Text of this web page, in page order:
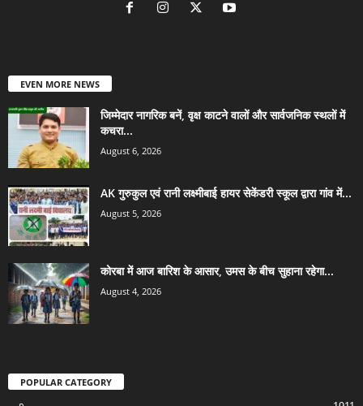
EVEN MORE NEWS
जिम्मेदार नागरिक बनें, वृक्ष काटने वालों और सार्वजनिक स्थलों में
कचरा...
August 6, 2026
AK गुरुकुल एवं रानी लक्ष्मीबाई हायर सेकेंडरी स्कूल द्वारा गांव में...
August 5, 2026
कोरबा में आज बारिश के आसार, उमस के बीच सुहाना रहेगा...
August 4, 2026
POPULAR CATEGORY